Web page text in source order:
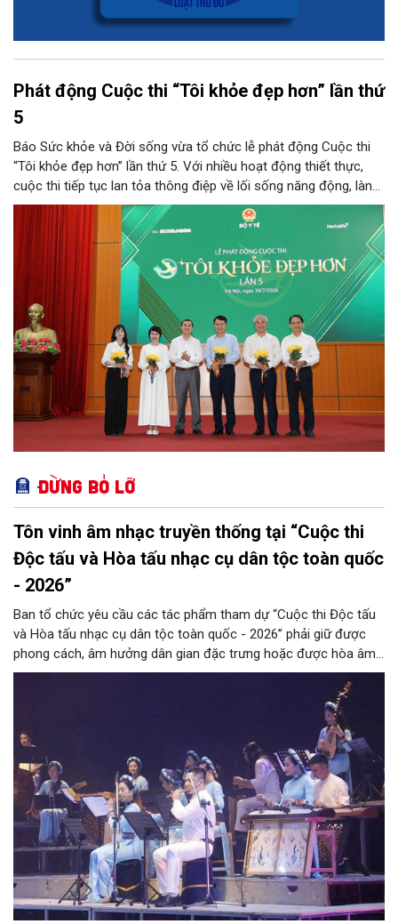
Phát động Cuộc thi “Tôi khỏe đẹp hơn” lần thứ
5
Báo Sức khỏe và Đời sống vừa tổ chức lễ phát động Cuộc thi
“Tôi khỏe đẹp hơn” lần thứ 5. Với nhiều hoạt động thiết thực,
cuộc thi tiếp tục lan tỏa thông điệp về lối sống năng động, lành
mạnh và khuyến khích người dân chủ động chăm sóc sức khỏe.
Đừng bỏ lỡ
Tôn vinh âm nhạc truyền thống tại “Cuộc thi
Độc tấu và Hòa tấu nhạc cụ dân tộc toàn quốc
- 2026”
Ban tổ chức yêu cầu các tác phẩm tham dự “Cuộc thi Độc tấu
và Hòa tấu nhạc cụ dân tộc toàn quốc - 2026” phải giữ được
phong cách, âm hưởng dân gian đặc trưng hoặc được hòa âm,
phối khí mới trên nền tảng làn điệu âm nhạc truyền thống Việt
Nam, đồng thời phải được trình diễn trực tiếp bằng nhạc cụ dân